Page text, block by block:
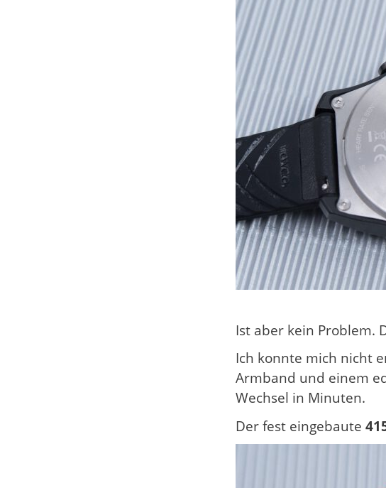
Ist aber kein Problem.
Ich konnte mich nicht
Armband und einem
Wechsel in Minuten.
Der fest eingebaute